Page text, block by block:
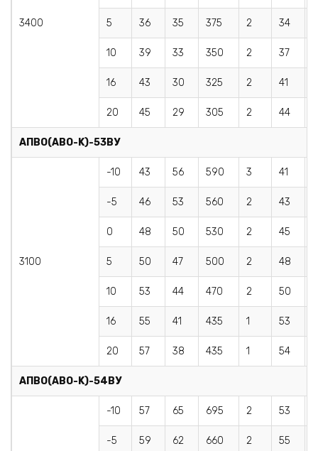
3400 5 36 35 375 2 34
10 39 33 350 2 37
16 43 30 325 2 41
20 45 29 305 2 44
AПBO(АВО-K)-53BУ
3100
-10 43 56 590 3 41
-5 46 53 560 2 43
0 48 50 530 2 45
5 50 47 500 2 48
10 53 44 470 2 50
16 55 41 435 1 53
20 57 38 435 1 54
AПBO(АВО-K)-54BУ
-10 57 65 695 2 53
-5 59 62 660 2 55